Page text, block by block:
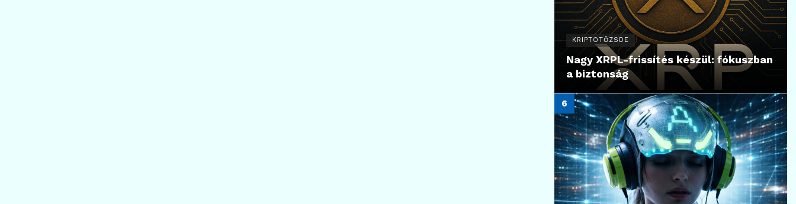
KRIPTOTŐZSDE
Nagy XRPL-frissítés készül: fókuszban
a biztonság